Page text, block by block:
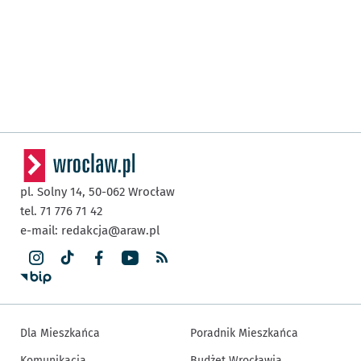
pl. Solny 14, 50-062 Wrocław
tel. 71 776 71 42
e-mail: redakcja@araw.pl
Dla Mieszkańca
Poradnik Mieszkańca